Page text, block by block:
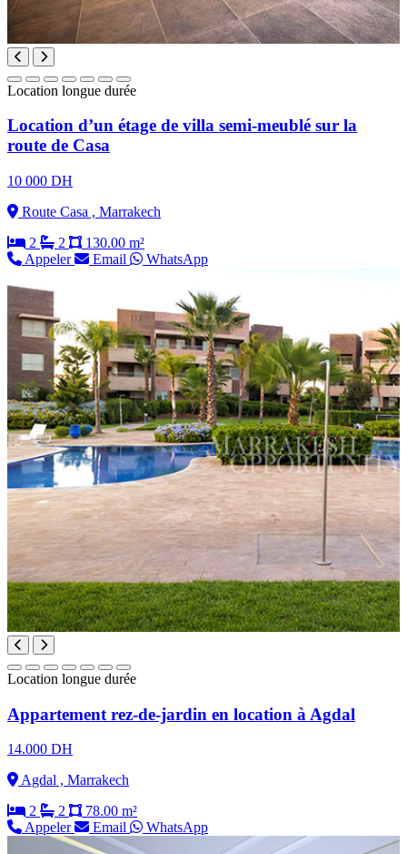
Location longue durée
Location d’un étage de villa semi-meublé sur la
route de Casa
10 000 DH
Route Casa , Marrakech
2
2
130.00 m²
Appeler
Email WhatsApp
Location longue durée
Appartement rez-de-jardin en location à Agdal
14.000 DH
Agdal , Marrakech
2
2
78.00 m²
Appeler
Email WhatsApp